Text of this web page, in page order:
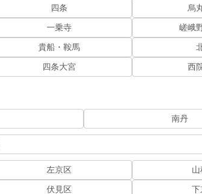
四条 烏
一乗寺 嵯峨
貴船・鞍馬
四条大宮 西
南丹
左京区
伏見区 下